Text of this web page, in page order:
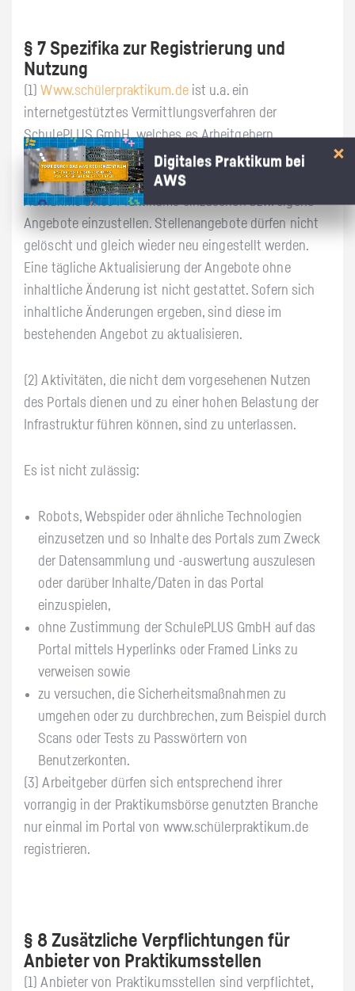
§ 7 Spezifika zur Registrierung und
Nutzung
(1)Www.schülerpraktikum.deist u.a. ein
internetgestütztes Vermittlungsverfahren der
SchulePLUS GmbH, welches es Arbeitgebern,
Anbietern selbständiger Tätigkeiten und
Praktikumssuchenden ermöglicht, Angebote zur
Aufnahme eines Praktikums einzusehen bzw. eigene
Angebote einzustellen. Stellenangebote dürfen nicht
gelöscht und gleich wieder neu eingestellt werden.
Eine tägliche Aktualisierung der Angebote ohne
inhaltliche Änderung ist nicht gestattet. Sofern sich
inhaltliche Änderungen ergeben, sind diese im
bestehenden Angebot zu aktualisieren.
(2) Aktivitäten, die nicht dem vorgesehenen Nutzen
des Portals dienen und zu einer hohen Belastung der
Infrastruktur führen können, sind zu unterlassen.
Es ist nicht zulässig:
Robots, Webspider oder ähnliche Technologien
einzusetzen und so Inhalte des Portals zum Zweck
der Datensammlung und -auswertung auszulesen
oder darüber Inhalte/Daten in das Portal
einzuspielen,
ohne Zustimmung der SchulePLUS GmbH auf das
Portal mittels Hyperlinks oder Framed Links zu
verweisen sowie
zu versuchen, die Sicherheitsmaßnahmen zu
umgehen oder zu durchbrechen, zum Beispiel durch
Scans oder Tests zu Passwörtern von
Benutzerkonten.
(3) Arbeitgeber dürfen sich entsprechend ihrer
vorrangig in der Praktikumsbörse genutzten Branche
nur einmal im Portal von www.schülerpraktikum.de
registrieren.
§ 8 Zusätzliche Verpflichtungen für
Anbieter von Praktikumsstellen
(1) Anbieter von Praktikumsstellen sind verpflichtet,
Digitales Praktikum bei
AWS